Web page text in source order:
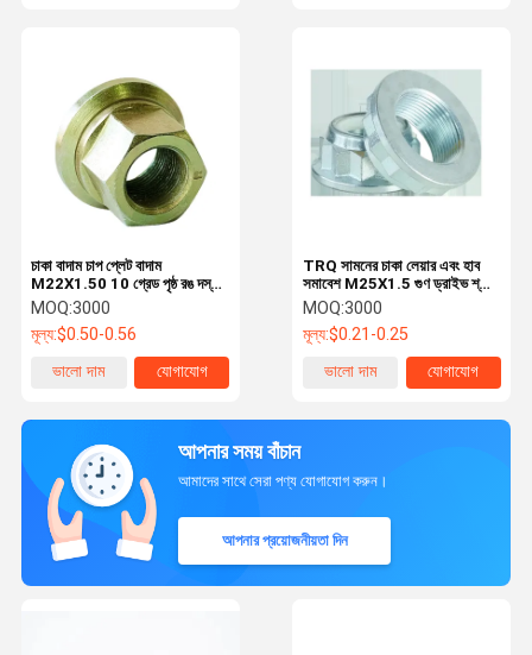
চাকা বাদাম চাপ প্লেট বাদাম
M22X1.50 10 গ্রেড পৃষ্ঠ রঙ দস্তা
250300296 0252192310
1826088 8241999726
21218643
MOQ:3000
মূল্য:$0.50-0.56
ভালো দাম
যোগাযোগ
TRQ সামনের চাকা লেয়ার এবং হাব
সমাবেশ M25X1.5 গুণ ড্রাইভ শ্যাফ্ট
বাদাম M18X1.5 10 গ্রেড
1004980651 1004980627
MOQ:3000
মূল্য:$0.21-0.25
ভালো দাম
যোগাযোগ
আপনার সময় বাঁচান
আমাদের সাথে সেরা পণ্য যোগাযোগ করুন।
আপনার প্রয়োজনীয়তা দিন